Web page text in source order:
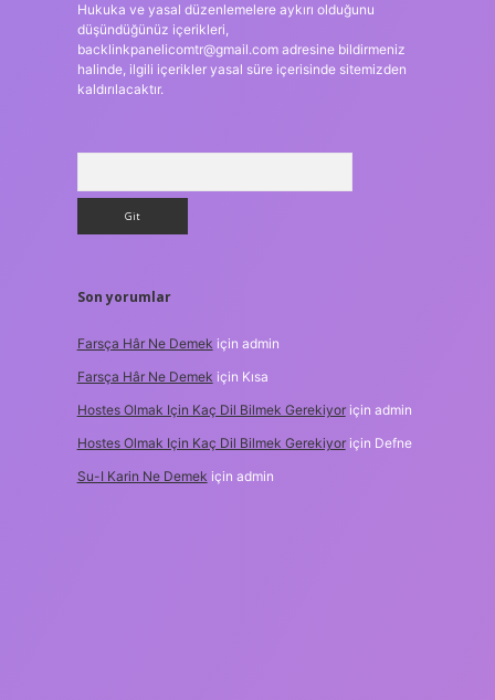
Hukuka ve yasal düzenlemelere aykırı olduğunu
düşündüğünüz içerikleri,
backlinkpanelicomtr@gmail.comadresine bildirmeniz
halinde, ilgili içerikler yasal süre içerisinde sitemizden
kaldırılacaktır.
Son yorumlar
Farsça Hâr Ne Demek için admin
Farsça Hâr Ne Demek için Kısa
Hostes Olmak Için Kaç Dil Bilmek Gerekiyoriçin admin
Hostes Olmak Için Kaç Dil Bilmek Gerekiyoriçin Defne
Su-I Karin Ne Demek için admin